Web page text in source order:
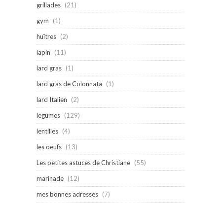
grillades (21)
gym
(1)
huîtres (2)
lapin
(11)
lard gras (1)
lard gras de Colonnata
(1)
lard Italien
(2)
legumes (129)
lentilles (4)
les oeufs (13)
Les petites astuces de Christiane (55)
marinade (12)
mes bonnes adresses (7)